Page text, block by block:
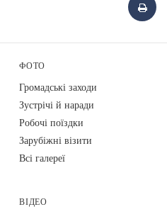
ФОТО
Громадські заходи
Зустрічі й наради
Робочі поїздки
Зарубіжні візити
Всі галереї
ВІДЕО